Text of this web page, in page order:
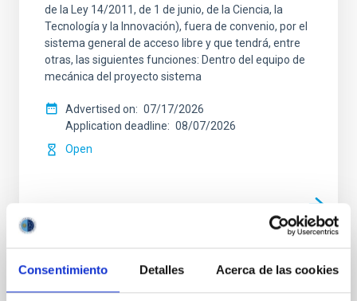
Consentimiento Detalles Acerca de las cookies
de la Ley 14/2011, de 1 de junio, de la Ciencia, la
Tecnología y la Innovación), fuera de convenio, por el
sistema general de acceso libre y que tendrá, entre
otras, las siguientes funciones: Dentro del equipo de
mecánica del proyecto sistema
Advertised on
07/17/2026
Application deadline
08/07/2026
Open
PERMANENT (OPEN TO PUBLIC)